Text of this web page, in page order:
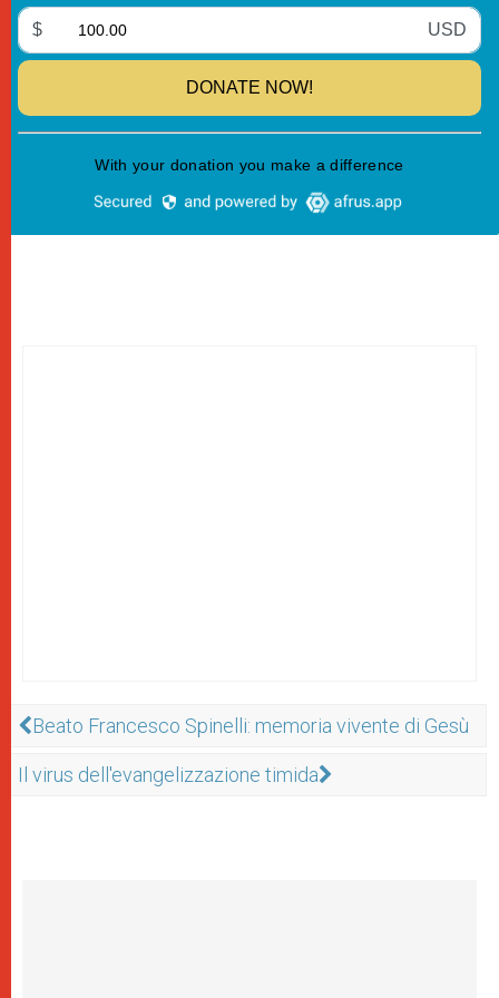
Beato Francesco Spinelli: memoria vivente di Gesù
Il virus dell'evangelizzazione timida